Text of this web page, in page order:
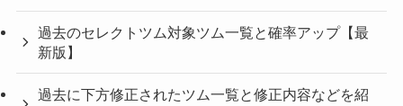
過去のセレクトツム対象ツム一覧と確率アップ【最
新版】
過去に下方修正されたツム一覧と修正内容などを紹